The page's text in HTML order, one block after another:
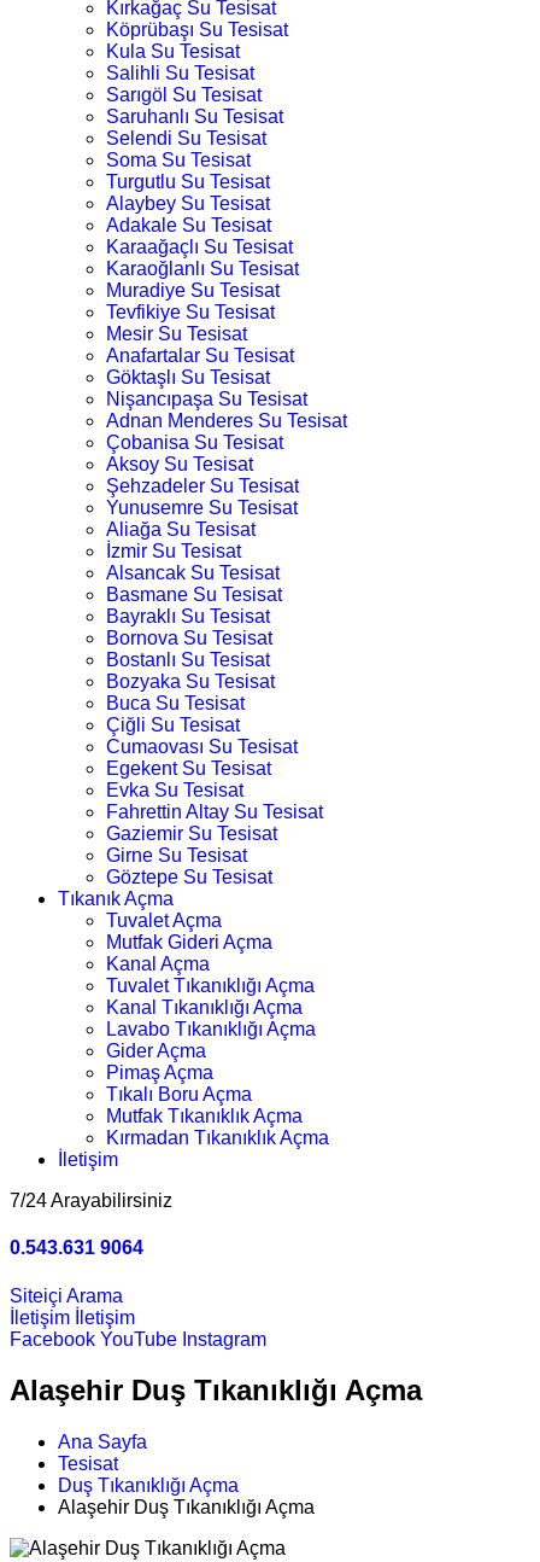
Kırkağaç Su Tesisat
Köprübaşı Su Tesisat
Kula Su Tesisat
Salihli Su Tesisat
Sarıgöl Su Tesisat
Saruhanlı Su Tesisat
Selendi Su Tesisat
Soma Su Tesisat
Turgutlu Su Tesisat
Alaybey Su Tesisat
Adakale Su Tesisat
Karaağaçlı Su Tesisat
Karaoğlanlı Su Tesisat
Muradiye Su Tesisat
Tevfikiye Su Tesisat
Mesir Su Tesisat
Anafartalar Su Tesisat
Göktaşlı Su Tesisat
Nişancıpaşa Su Tesisat
Adnan Menderes Su Tesisat
Çobanisa Su Tesisat
Aksoy Su Tesisat
Şehzadeler Su Tesisat
Yunusemre Su Tesisat
Aliağa Su Tesisat
İzmir Su Tesisat
Alsancak Su Tesisat
Basmane Su Tesisat
Bayraklı Su Tesisat
Bornova Su Tesisat
Bostanlı Su Tesisat
Bozyaka Su Tesisat
Buca Su Tesisat
Çiğli Su Tesisat
Cumaovası Su Tesisat
Egekent Su Tesisat
Evka Su Tesisat
Fahrettin Altay Su Tesisat
Gaziemir Su Tesisat
Girne Su Tesisat
Göztepe Su Tesisat
Tıkanık Açma
Tuvalet Açma
Mutfak Gideri Açma
Kanal Açma
Tuvalet Tıkanıklığı Açma
Kanal Tıkanıklığı Açma
Lavabo Tıkanıklığı Açma
Gider Açma
Pimaş Açma
Tıkalı Boru Açma
Mutfak Tıkanıklık Açma
Kırmadan Tıkanıklık Açma
İletişim
7/24 Arayabilirsiniz
0.543.631 9064
Siteiçi Arama
İletişim
İletişim
Facebook YouTube Instagram
Alaşehir Duş Tıkanıklığı Açma
Ana Sayfa
Tesisat
Duş Tıkanıklığı Açma
Alaşehir Duş Tıkanıklığı Açma